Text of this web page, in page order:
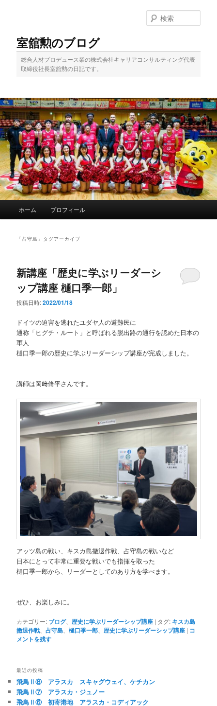
移
動
動
室舘勲のブログ
総合人材プロデュース業の株式会社キャリアコンサルティング代表
取締役社長室舘勲の日記です。
索
ホーム プロフィール
「占守島 」タグアーカイブ
新講座「歴史に学ぶリーダーシ
ップ講座 樋口季一郎」
投稿日時:2022/01/18
ドイツの迫害を逃れたユダヤ人の避難民に
通称「ヒグチ・ルート」と呼ばれる脱出路の通行を認めた日本の
軍人
樋口季一郎の歴史に学ぶリーダーシップ講座が完成しました。
講師は岡﨑脩平さんです。
アッツ島の戦い、キスカ島撤退作戦、占守島の戦いなど
日本にとって非常に重要な戦いでも指揮を取った
樋口季一郎から、リーダーとしてのあり方を学べます。
ぜひ、お楽しみに。
カテゴリー: ブログ、 歴史に学ぶリーダーシップ講座 | タグ: キスカ島
撤退作戦 、占守島 、樋口季一郎 歴史に学ぶリーダーシップ講座 | コ
メントを残す
最近の投稿
飛鳥Ⅱ⑧ アラスカ スキャグウェイ、ケチカン
飛鳥Ⅱ⑦ アラスカ・ジュノー
飛鳥Ⅱ⑥ 初寄港地 アラスカ・コディアック